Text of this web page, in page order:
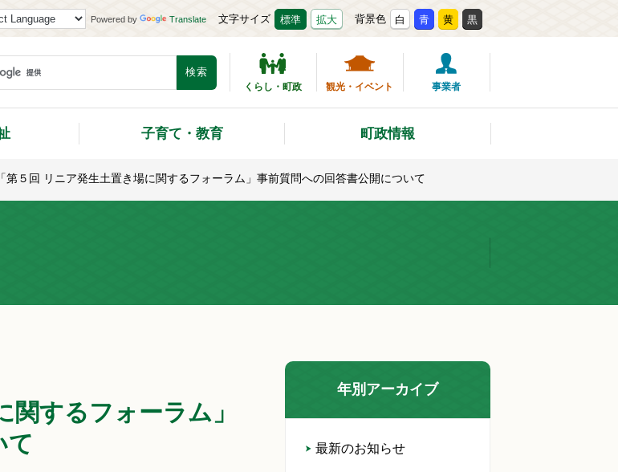
Powered by Translate 文字サイズ 標準 拡大 背景色 白 青 黄 黒
くらし・町政 観光・イベント 事業者
子育て・教育 町政情報
「第５回 リニア発生土置き場に関するフォーラム」事前質問への回答書公開について
関するフォーラム」
て
年別アーカイブ
最新のお知らせ